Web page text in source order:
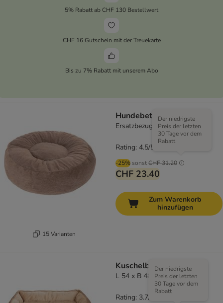
5% Rabatt ab CHF 130 Bestellwert
CHF 16 Gutschein mit der Treuekarte
Bis zu 7% Rabatt mit unserem Abo
15 Varianten
Hundebett Flocke
Ersatzbezug Ø 115 cm, braun
-25% sonstCHF 31.20
Der niedrigste
Preis der letzten
30 Tage vor dem
Rabatt
CHF 23.40
Rating: 4.5/5
Zum Warenkorb
hinzufügen
Kuschelbett Basic
L 54 x B 48 x H 11 cm
Der niedrigste
Preis der letzten
30 Tage vor dem
Rabatt
Rating: 3.7/5